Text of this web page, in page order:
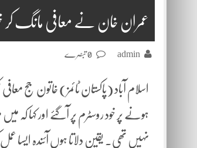
عمران خان نے معافی مانگ کر
admin
اسلام آباد (پاکستان ٹائمز) خاتون جج
ہونے پر خود روسٹرم پر آگئے اور کہا کہ
نہیں تھی۔ یقین دلاتا ہوں آئندہ ایسا